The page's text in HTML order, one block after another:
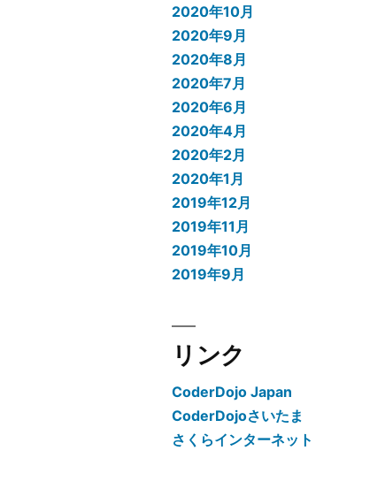
2020年10月
2020年9月
2020年8月
2020年7月
2020年6月
2020年4月
2020年2月
2020年1月
2019年12月
2019年11月
2019年10月
2019年9月
リンク
CoderDojo Japan
CoderDojoさいたま
さくらインターネット